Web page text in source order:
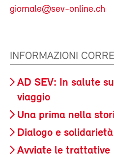
giornale@sev-online.ch
INFORMAZIONI
AD SEV: In salute
viaggio
Una prima nella
Dialogo e solidarietà
Avviate le trattative